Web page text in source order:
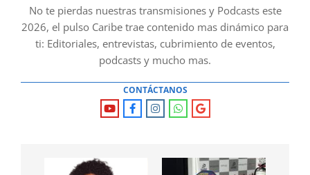
No te pierdas nuestras transmisiones y Podcasts este
2026, el pulso Caribe trae contenido mas dinámico para
ti: Editoriales, entrevistas, cubrimiento de eventos,
podcasts y mucho mas.
CONTÁCTANOS